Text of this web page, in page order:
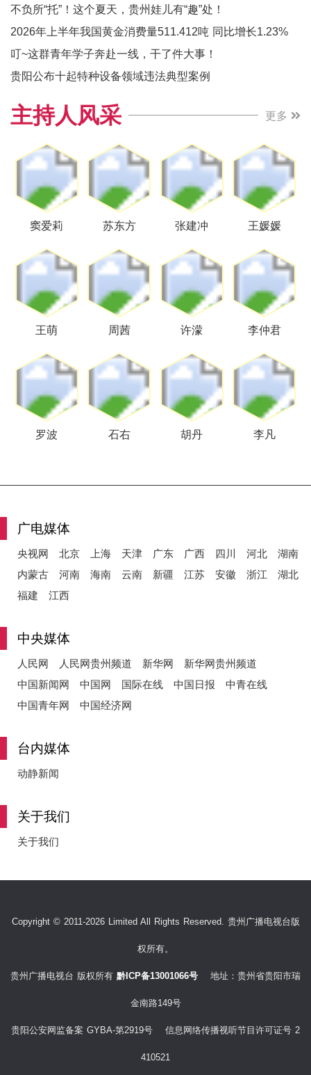
不负所“托”！这个夏天，贵州娃儿有“趣”处！
2026年上半年我国黄金消费量511.412吨 同比增长1.23%
叮~这群青年学子奔赴一线，干了件大事！
贵阳公布十起特种设备领域违法典型案例
主持人风采 更多
窦爱莉 苏东方 张建冲 王媛媛
王萌 周茜 许濛 李仲君
罗波 石右 胡丹 李凡
广电媒体
央视网 北京 上海 天津 广东 广西 四川 河北
湖南
内蒙古
河南 海南 云南 新疆 江苏 安徽 浙江
湖北
福建
江西
中央媒体
人民网 人民网贵州频道 新华网
新华网贵州频道
中国新闻网
中国网 国际在线 中国日报
中青在线
中国青年网
中国经济网
台内媒体
动静新闻
关于我们
关于我们
Copyright © 2011-2026 Limited All Rights Reserved. 贵州广播电视台版
权所有。
贵州广播电视台 版权所有 黔ICP备13001066号 地址：贵州省贵阳市瑞
金南路149号
贵阳公安网监备案 GYBA-第2919号 信息网络传播视听节目许可证号 2
410521